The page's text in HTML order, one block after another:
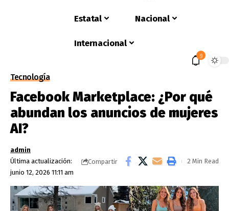
Estatal Nacional
Internacional
9
Tecnología
Facebook Marketplace: ¿Por qué
abundan los anuncios de mujeres
AI?
Última actualización:
junio 12, 2026 11:11 am
admin
Compartir
2 Min Read